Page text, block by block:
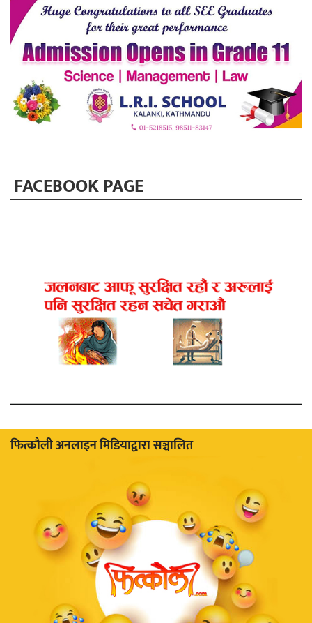
FACEBOOK PAGE
फित्काैली अनलाइन मिडियाद्वारा सञ्चालित